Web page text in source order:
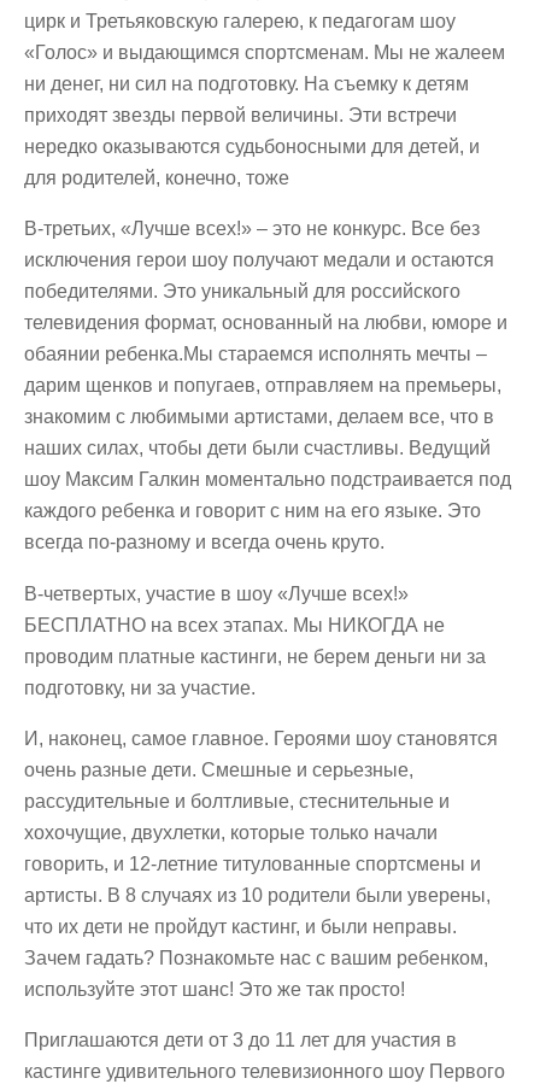
цирк и Третьяковскую галерею, к педагогам шоу
«Голос» и выдающимся спортсменам. Мы не жалеем
ни денег, ни сил на подготовку. На съемку к детям
приходят звезды первой величины. Эти встречи
нередко оказываются судьбоносными для детей, и
для родителей, конечно, тоже
В-третьих, «Лучше всех!» – это не конкурс. Все без
исключения герои шоу получают медали и остаются
победителями. Это уникальный для российского
телевидения формат, основанный на любви, юморе и
обаянии ребенка.Мы стараемся исполнять мечты –
дарим щенков и попугаев, отправляем на премьеры,
знакомим с любимыми артистами, делаем все, что в
наших силах, чтобы дети были счастливы. Ведущий
шоу Максим Галкин моментально подстраивается под
каждого ребенка и говорит с ним на его языке. Это
всегда по-разному и всегда очень круто.
В-четвертых, участие в шоу «Лучше всех!»
БЕСПЛАТНО на всех этапах. Мы НИКОГДА не
проводим платные кастинги, не берем деньги ни за
подготовку, ни за участие.
И, наконец, самое главное. Героями шоу становятся
очень разные дети. Смешные и серьезные,
рассудительные и болтливые, стеснительные и
хохочущие, двухлетки, которые только начали
говорить, и 12-летние титулованные спортсмены и
артисты. В 8 случаях из 10 родители были уверены,
что их дети не пройдут кастинг, и были неправы.
Зачем гадать? Познакомьте нас с вашим ребенком,
используйте этот шанс! Это же так просто!
Приглашаются дети от 3 до 11 лет для участия в
кастинге удивительного телевизионного шоу Первого